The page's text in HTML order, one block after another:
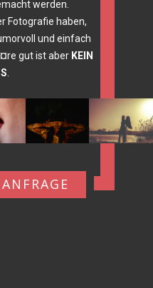
werden.
Fotografie haben,
und einfach
gut ist aber KEIN